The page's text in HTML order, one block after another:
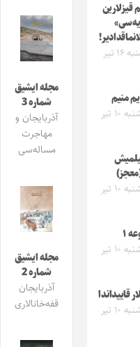
قیزلارین
سه‌شنبه ۱۶ تیر
منیم
چهارشنبه ۱۰ تیر
چهارشنبه ۱۰ تیر
۱
چهارشنبه ۱۰ تیر
قاییداندا
چهارشنبه ۱۰ تیر
مجله ایشیق
شماره 3
آذربایجان و
مهاجرت
مساله‌سی
مجله ایشیق
شماره 2
آذربایجان
قفه‌خانالاری